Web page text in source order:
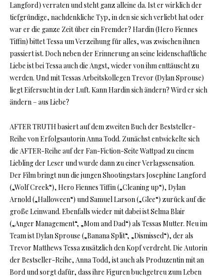
Langford) verraten und steht ganz alleine da. Ist er wirklich der
tiefgründige, nachdenkliche Typ, in den sie sich verliebt hat oder
war er die ganze Zeit über ein Fremder? Hardin (Hero Fiennes
Tiffin) bittet Tessa um Verzeihung für alles, was zwischen ihnen
passiert ist. Doch neben der Erinnerung an seine leidenschaftliche
Liebe ist bei Tessa auch die Angst, wieder von ihm enttäuscht zu
werden. Und mit Tessas Arbeitskollegen Trevor (Dylan Sprouse)
liegt Eifersucht in der Luft. Kann Hardin sich ändern? Wird er sich
ändern – aus Liebe?
AFTER TRUTH basiert auf dem zweiten Buch der Beststeller-
Reihe von Erfolgsautorin Anna Todd. Zunächst entwickelte sich
die AFTER-Reihe auf der Fan-Fiction-Seite Wattpad zu einem
Liebling der Leser und wurde dann zu einer Verlagssensation.
Der Film bringt nun die jungen Shootingstars Josephine Langford
(„Wolf Creek“), Hero Fiennes Tiffin („Cleaning up“), Dylan
Arnold („Halloween“) und Samuel Larson („Glee“) zurück auf die
große Leinwand. Ebenfalls wieder mit dabei ist Selma Blair
(„Anger Management“, „Mom and Dad“) als Tessas Mutter. Neu im
Team ist Dylan Sprouse („Banana Split“, „Dismissed“), der als
Trevor Matthews Tessa zusätzlich den Kopf verdreht. Die Autorin
der Bestseller-Reihe, Anna Todd, ist auch als Produzentin mit an
Bord und sorgt dafür, dass ihre Figuren buchgetreu zum Leben